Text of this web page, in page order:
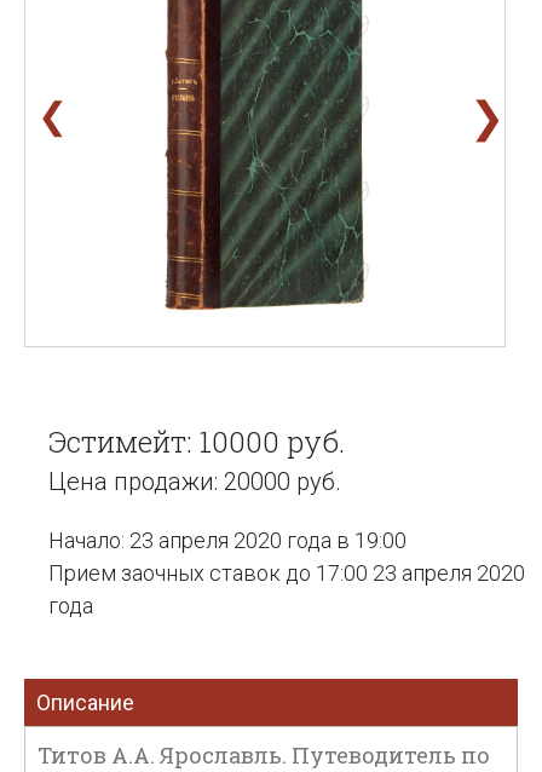
❮ ❯
Эстимейт: 10000 руб.
Цена продажи: 20000 руб.
Начало: 23 апреля 2020 года в 19:00
Прием заочных ставок до 17:00 23 апреля 2020
года
Описание
Титов А.А. Ярославль. Путеводитель по